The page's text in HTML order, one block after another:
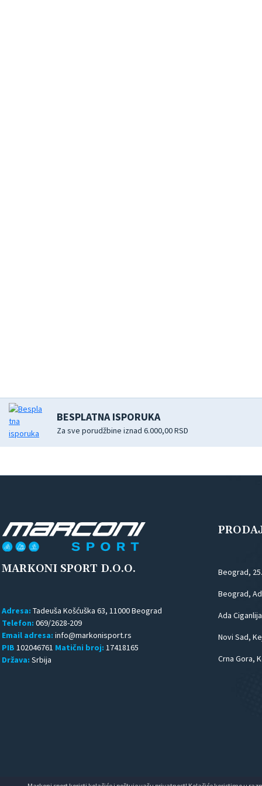
BESPLATNA ISPORUKA
Za sve porudžbine iznad 6.000,00 RSD
MARKONI SPORT D.O.O.
Adresa: Tadeuša Košćuška 63, 11000 Beograd
Telefon: 069/2628-209
Email adresa:
PIB 102046761 Matični broj: 17418165
Država: Srbija
Beograd,
Beograd,
Ada
Novi Sad,
Crna Gora,